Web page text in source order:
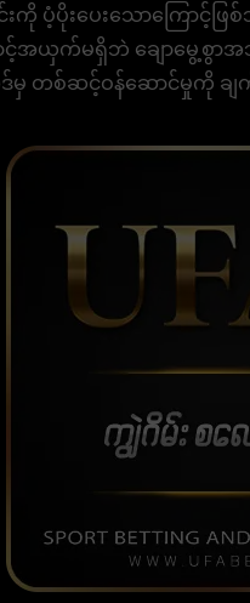
ကို ပံ့ပိုးပေးသောကြောင့်ဖ
ယှက်မရှိဘဲ ချောမွေ့စွာအသုံ
တစ်ဆင့်ဝန်ဆောင်မှုကို ချက်